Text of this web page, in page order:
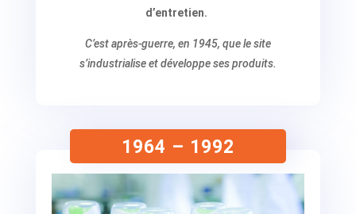
d’entretien.
C’est après-guerre, en 1945, que le site
s’industrialise et développe ses produits.
1964 – 1992